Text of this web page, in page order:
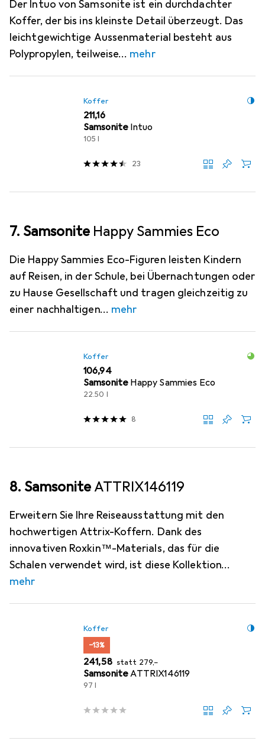
Der Intuo von Samsonite ist ein durchdachter
Koffer, der bis ins kleinste Detail überzeugt. Das
leichtgewichtige Aussenmaterial besteht aus
Polypropylen, teilweise
mehr
Koffer
EUR
211,16
Samsonite Intuo
105 l
23
7. Samsonite Happy Sammies Eco
Die Happy Sammies Eco-Figuren leisten Kindern
auf Reisen, in der Schule, bei Übernachtungen oder
zu Hause Gesellschaft und tragen gleichzeitig zu
einer nachhaltigen
mehr
Koffer
EUR
106,94
Samsonite Happy Sammies Eco
22.50 l
8
8. SamsoniteATTRIX146119
Erweitern Sie Ihre Reiseausstattung mit den
hochwertigen Attrix-Koffern. Dank des
innovativen Roxkin™-Materials, das für die
Schalen verwendet wird, ist diese Kollektion
mehr
Koffer
−13%
EUR
241,58 statt EUR
279,–
SamsoniteATTRIX146119
97 l